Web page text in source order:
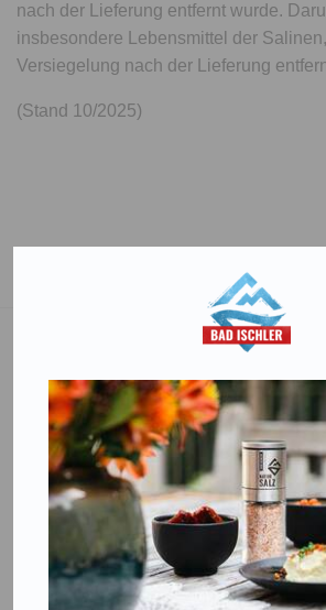
nach der Lieferung entfernt wurde.
insbesondere Lebensmittel der
Versiegelung nach der Lieferung
(Stand 10/2025)
Steinkogelstraße 30
4802 Ebensee am Traunsee,AUSTRIA
+43 676 87812208
ecommerce@salinen.com
Kontakt
Downloads